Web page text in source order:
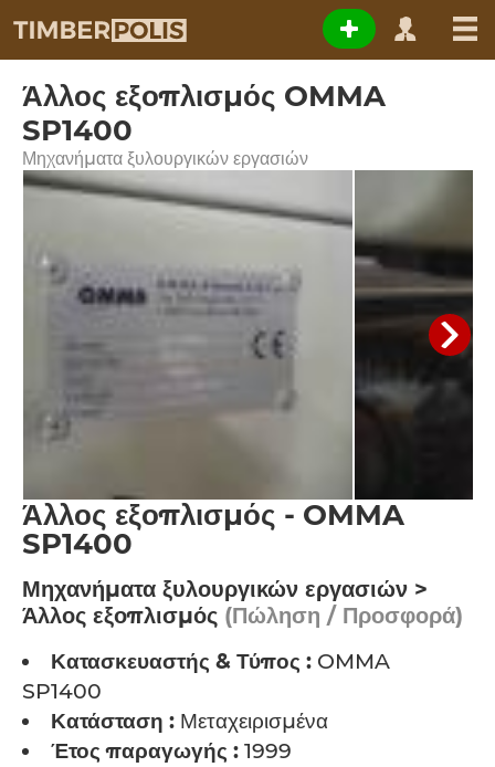
Άλλος εξοπλισμός OMMA
SP1400
Μηχανήματα ξυλουργικών εργασιών
Άλλος εξοπλισμός - OMMA
SP1400
Μηχανήματα ξυλουργικών εργασιών >
Άλλος εξοπλισμός (Πώληση / Προσφορά)
Κατασκευαστής & Τύπος : OMMA
SP1400
Κατάσταση : Μεταχειρισμένα
Έτος παραγωγής : 1999